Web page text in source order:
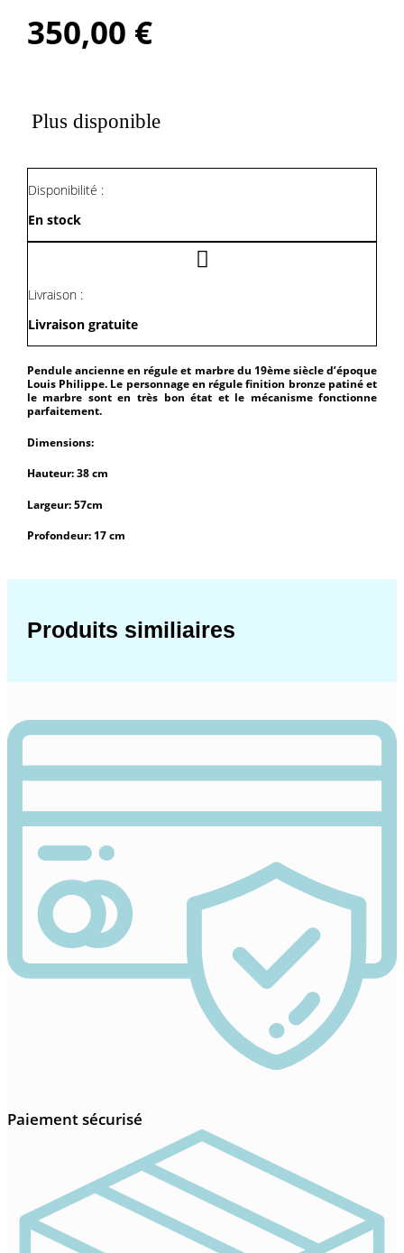
350,00 €
Plus disponible
Disponibilité :
En stock
Livraison :
Livraison gratuite
Pendule ancienne en régule et marbre du 19ème siècle d’époque
Louis Philippe. Le personnage en régule finition bronze patiné et
le marbre sont en très bon état et le mécanisme fonctionne
parfaitement.
Dimensions:
Hauteur: 38 cm
Largeur: 57cm
Profondeur: 17 cm
Produits similiaires
Paiement sécurisé